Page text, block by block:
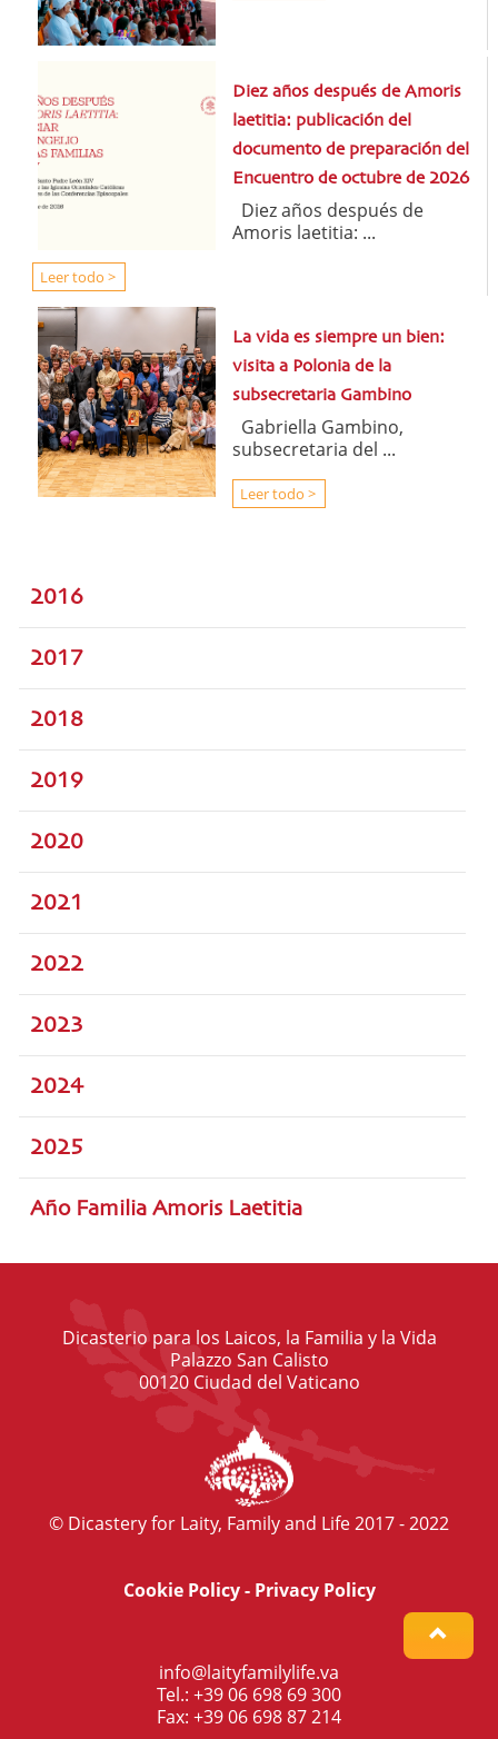
Diez años después de Amoris
laetitia: publicación del
documento de preparación del
Encuentro de octubre de 2026
Diez años después de
Amoris laetitia: ...
Leer todo >
La vida es siempre un bien:
visita a Polonia de la
subsecretaria Gambino
Gabriella Gambino,
subsecretaria del ...
Leer todo >
2016
2017
2018
2019
2020
2021
2022
2023
2024
2025
Año Familia Amoris Laetitia
Dicasterio para los Laicos, la Familia y la Vida
Palazzo San Calisto
00120 Ciudad del Vaticano
© Dicastery for Laity, Family and Life 2017 - 2022
Cookie Policy- Privacy Policy
info@laityfamilylife.va
Tel.: +39 06 698 69 300
Fax: +39 06 698 87 214